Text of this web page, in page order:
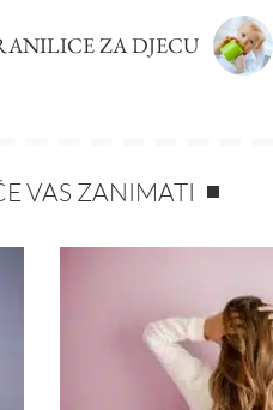
ZA DJECU
VAS ZANIMATI